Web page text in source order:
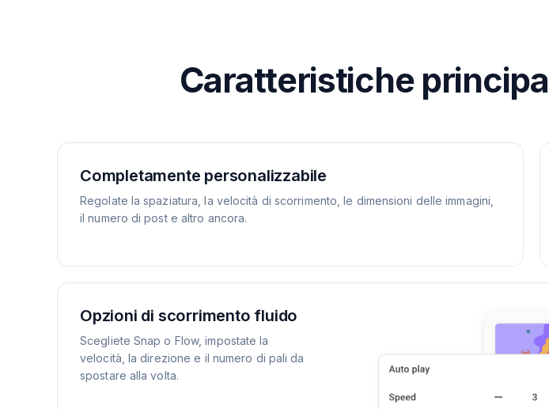
Caratteristiche
Completamente personalizzabile
Regolate la spaziatura, la velocità di scorrimento, le dimensioni delle immagini,
il numero di post e altro ancora.
Opzioni di scorrimento fluido
Scegliete Snap o Flow, impostate la
velocità, la direzione e il numero di pali da
spostare alla volta.